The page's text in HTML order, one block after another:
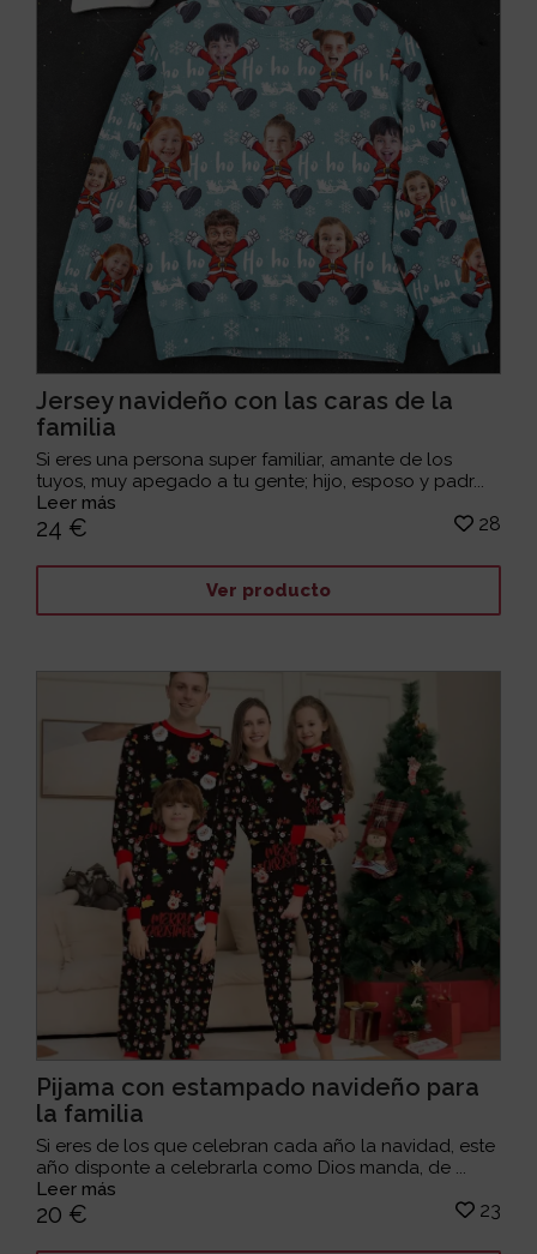
Jersey navideño con las caras de la
familia
Si eres una persona super familiar, amante de los
tuyos, muy apegado a tu gente; hijo, esposo y padr...
Leer más
24 € 28
Ver producto
Pijama con estampado navideño para
la familia
Si eres de los que celebran cada año la navidad, este
año disponte a celebrarla como Dios manda, de ...
Leer más
20 € 23